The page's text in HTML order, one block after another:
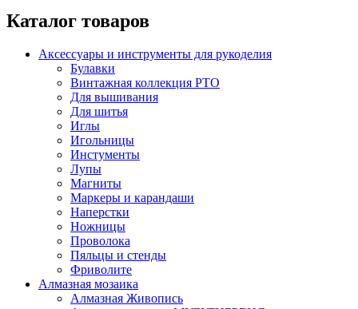
Каталог товаров
Аксессуары и инструменты для рукоделия
Булавки
Винтажная коллекция РТО
Для вышивания
Для шитья
Иглы
Игольницы
Инстументы
Лупы
Магниты
Маркеры и карандаши
Наперстки
Ножницы
Проволока
Пяльцы и стенды
Фриволите
Алмазная мозаика
Алмазная Живопись